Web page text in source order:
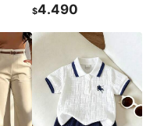
$4.490